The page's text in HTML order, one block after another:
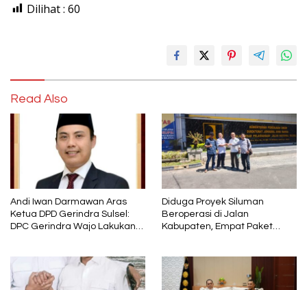
Dilihat : 60
Read Also
Andi Iwan Darmawan Aras
Ketua DPD Gerindra Sulsel:
DPC Gerindra Wajo Lakukan
sebagai Wakil Ketua dan
Tetap Kader Partai
Diduga Proyek Siluman
Beroperasi di Jalan
Kabupaten, Empat Paket